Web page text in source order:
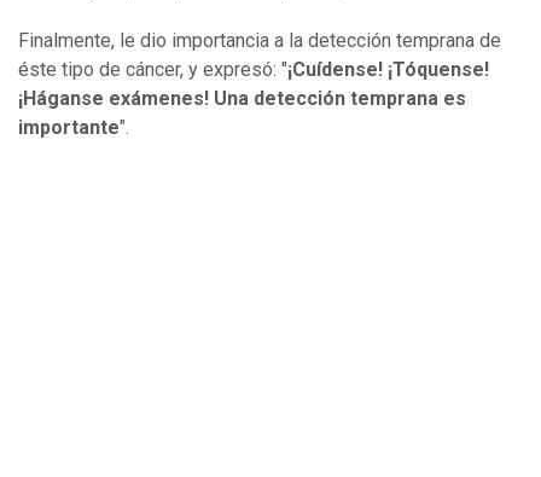
Finalmente, le dio importancia a la detección temprana de
éste tipo de cáncer, y expresó: "¡Cuídense! ¡Tóquense!
¡Háganse exámenes! Una detección temprana es
importante".